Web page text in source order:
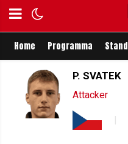
Home Programma Stand
P. SVATEK
Attacker